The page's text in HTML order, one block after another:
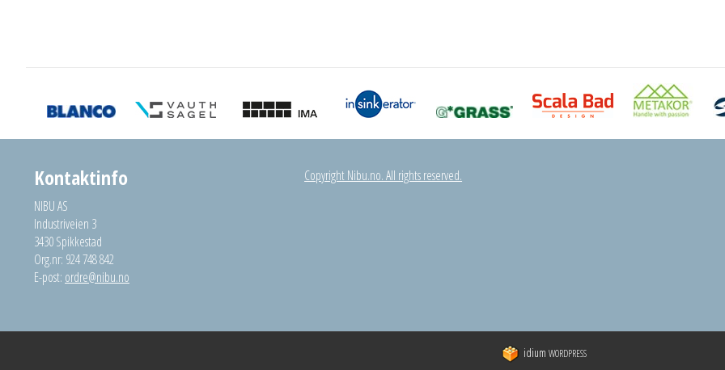
Kontaktinfo
NIBU AS
Industriveien 3
3430 Spikkestad
Org.nr: 924 748 842
E-post: ordre@nibu.no
Copyright Nibu.no. All rights reserved.
idium WORDPRESS